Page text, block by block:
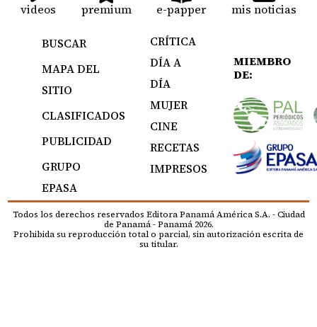
videos premium e-papper mis noticias
BUSCAR
MAPA DEL
SITIO
CLASIFICADOS
PUBLICIDAD
GRUPO
EPASA
CRÍTICA
DÍA A
DÍA
MUJER
CINE
RECETAS
IMPRESOS
MIEMBRO
DE:
Todos los derechos reservados Editora Panamá América S.A. - Ciudad
de Panamá - Panamá 2026.
Prohibida su reproducción total o parcial, sin autorización escrita de
su titular.